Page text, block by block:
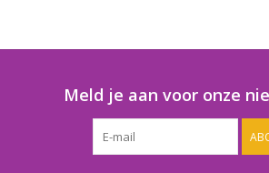
Meld je aan voor onze